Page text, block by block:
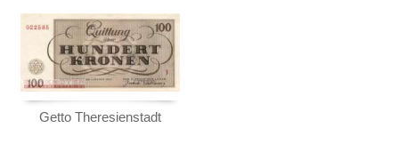
Besonderheiten
Kriegsgefangenenlager
Deutsches Städtenotgeld
Preislisten
Ankauf
Erhaltungsgrade
Gratisbanknoten
FAQ
Getto Theresienstadt